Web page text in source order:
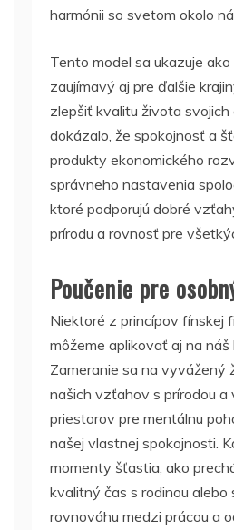
harmónii so svetom okolo
Tento model sa ukazuje
zaujímavý aj pre ďalšie
zlepšiť kvalitu života svojich
dokázalo, že spokojnosť a
produkty ekonomického
správneho nastavenia
ktoré podporujú dobré
prírodu a rovnosť pre
Poučenie pre
Niektoré z princípov fínskej
môžeme aplikovať aj na
Zameranie sa na vyvážený
našich vzťahov s prírodou a
priestorov pre mentálnu
našej vlastnej spokojnosti.
momenty šťastia, ako
kvalitný čas s rodinou alebo
rovnováhu medzi prácou a